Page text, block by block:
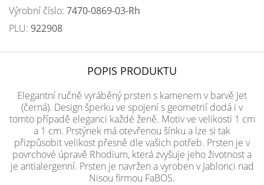
Výrobní číslo: 7470-0869-03-Rh
PLU: 922908
POPIS PRODUKTU
Elegantní ručně vyráběný prsten s kamenem v barvě Jet
(černá). Design šperku ve spojení s geometrií dodá i v
tomto případě eleganci každé ženě. Motiv ve velikosti 1 cm
a 1 cm. Prstýnek má otevřenou šínku a lze si tak
přizpůsobit velikost přesně dle vašich potřeb. Prsten je v
povrchové úpravě Rhodium, která zvyšuje jeho životnost a
je antialergenní. Prsten je navržen a vyroben v Jablonci nad
Nisou firmou FaBOS.